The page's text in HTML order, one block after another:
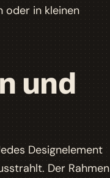
oder in kleinen
und
Designelement
Der Rahmen